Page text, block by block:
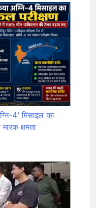
4’ मिसाइल का
क्षमता